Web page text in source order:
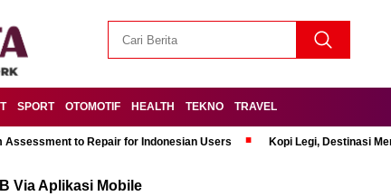
SPORT OTOMOTIF HEALTH TEKNO TRAVEL
Assessment to Repair for Indonesian Users Kopi Legi, Destinasi
Via Aplikasi Mobile